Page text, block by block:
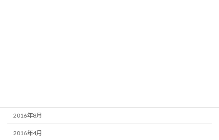
2016年8月
2016年4月